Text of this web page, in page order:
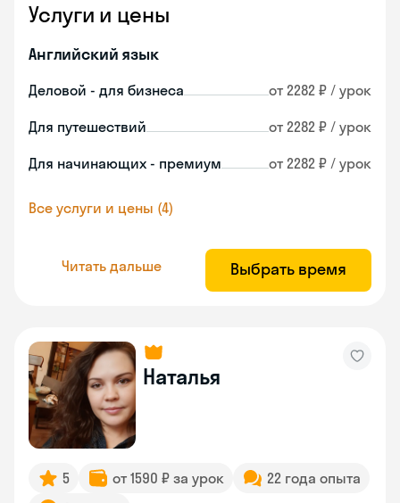
Услуги и цены
Английский язык
Деловой - для бизнеса от 2282 ₽ / урок
Для путешествий от 2282 ₽ / урок
Для начинающих - премиум от 2282 ₽ / урок
Все услуги и цены (4)
Читать дальше Выбрать время
Наталья
5 от 1590 ₽ за урок
22 года опыта